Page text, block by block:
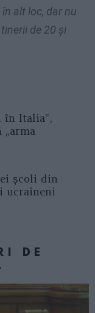
alt loc, dar nu
de 20 şi
în Italia”,
școli din
ucraineni
DE